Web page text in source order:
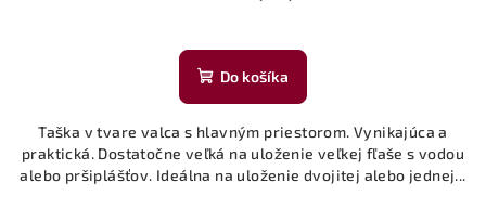
Do košíka
Taška v tvare valca s hlavným priestorom. Vynikajúca a
praktická. Dostatočne veľká na uloženie veľkej fľaše s vodou
alebo pršiplášťov. Ideálna na uloženie dvojitej alebo jednej...